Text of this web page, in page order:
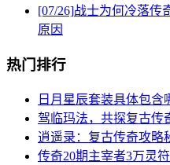
[07/26]战士为何冷落传
原因
热门排行
日月星辰套装具体包含
驾临玛法，共探复古传
逍遥录：复古传奇攻略
传奇20期主宰者3万灵